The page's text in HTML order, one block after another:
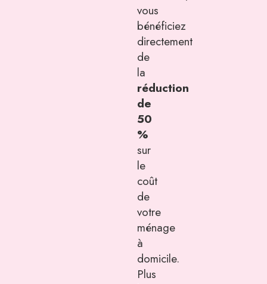
vous
bénéficiez
directement
de
la
réduction
de
50
%
sur
le
coût
de
votre
ménage
à
domicile.
Plus